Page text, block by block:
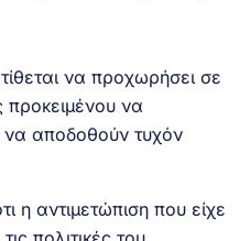
να προχωρήσει σε
προκειμένου να
να αποδοθούν τυχόν
η αντιμετώπιση που είχε